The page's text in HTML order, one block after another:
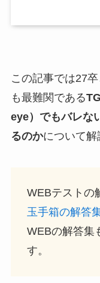
この記事では27
も最難関である
eye）でもバレな
るのかについて解
WEBテストの
玉手箱の解答
WEBの解答集
す。